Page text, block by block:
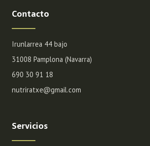
Contacto
Irunlarrea 44 bajo
31008 Pamplona (Navarra)
690 30 91 18
nutriratxe@gmail.com
Servicios